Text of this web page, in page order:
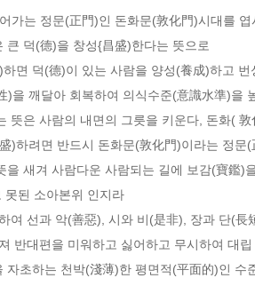
가는 정문(正門)인 돈화문(敦化門)시대를
큰 덕(德)을 창성{昌盛)한다는 뜻으로
면 덕(德)이 있는 사람을 양성(養成)하고
)을 깨달아 회복하여 의식수준(意識水準)을
뜻은 사람의 내면의 그릇을 키운다, 돈화(
)하려면 반드시 돈화문(敦化門)이라는 정문
을 새겨 사람다운 사람되는 길에 보감(寶鑑)
못된 소아본위 인지라
여 선과 악(善惡), 시와 비(是非), 장과 단(長
반대편을 미워하고 싫어하고 무시하여 대
자초하는 천박(淺薄)한 평면적(平面的)인 수